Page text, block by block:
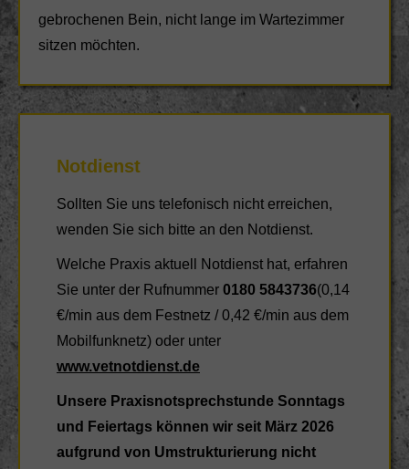
gebrochenen Bein, nicht lange im Wartezimmer
sitzen möchten.
Notdienst
Sollten Sie uns telefonisch nicht erreichen,
wenden Sie sich bitte an den Notdienst.
Welche Praxis aktuell Notdienst hat, erfahren
Sie unter der Rufnummer 0180 5843736(0,14
€/min aus dem Festnetz / 0,42 €/min aus dem
Mobilfunknetz) oder unter
www.vetnotdienst.de
Unsere Praxisnotsprechstunde Sonntags
und Feiertags können wir seit März 2026
aufgrund von Umstrukturierung nicht